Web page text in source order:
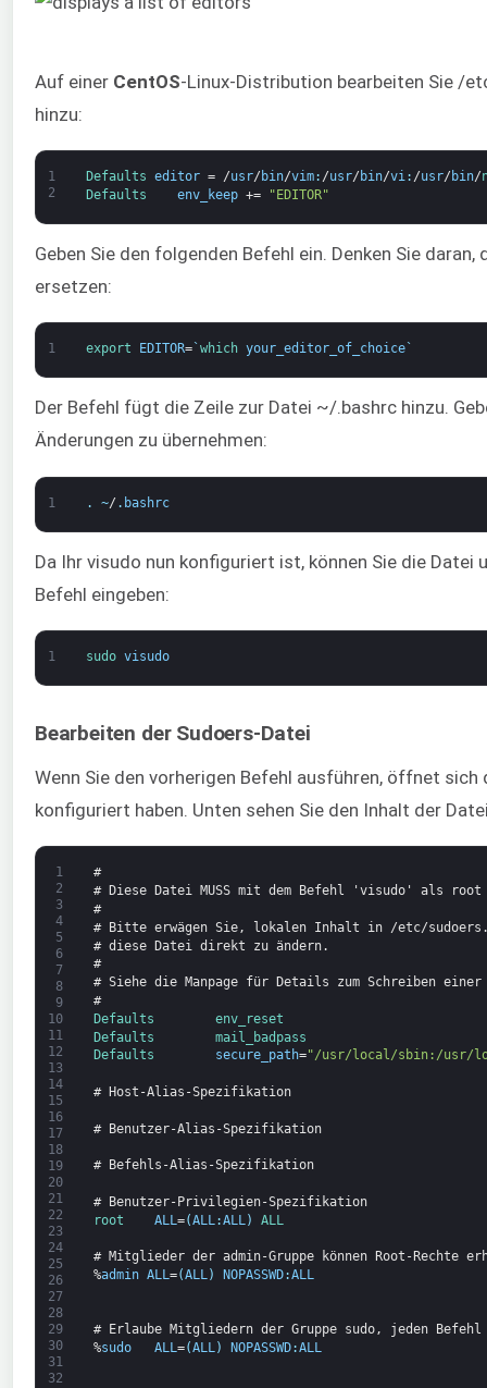
Auf einer CentOS-Linux-Distribution bearbeiten Sie /
hinzu:
1
2
Defaults editor = /usr/ bin/vim: /usr/ bin/vi: /usr/ bin/
Defaults env_keep += "EDITOR"
Geben Sie den folgenden Befehl ein. Denken Sie
ersetzen:
1 export EDITOR=`which your_editor_of_choice`
Der Befehl fügt die Zeile zur Datei ~/.bashrc hinzu.
Änderungen zu übernehmen:
1 . ~/ . bashrc
Da Ihr visudo nun konfiguriert ist, können Sie die Datei
Befehl eingeben:
1 sudo visudo
Bearbeiten der Sudoers-Datei
Wenn Sie den vorherigen Befehl ausführen, öffnet
konfiguriert haben. Unten sehen Sie den Inhalt der
1
2
3
4
5
6
7
8
9
10
11
12
13
14
15
16
17
18
19
20
21
22
23
24
25
26
27
28
29
30
31
32
#
# Diese Datei MUSS mit dem Befehl 'visudo' als
#
# Bitte erwägen Sie, lokalen Inhalt in /etc/
# diese Datei direkt zu ändern.
#
# Siehe die Manpage für Details zum Schreiben einer
#
Defaults env_reset
Defaults mail_badpass
Defaults
secure_path="/usr/local/sbin:/usr/
# Host-Alias-Spezifikation
# Benutzer-Alias-Spezifikation
# Befehls-Alias-Spezifikation
# Benutzer-Privilegien-Spezifikation
root ALL =(ALL :ALL ) ALL
# Mitglieder der admin-Gruppe können Root-Rechte
%admin ALL=(ALL) NOPASSWD:ALL
# Erlaube Mitgliedern der Gruppe sudo, jeden Befehl
%sudo ALL=(ALL) NOPASSWD:ALL